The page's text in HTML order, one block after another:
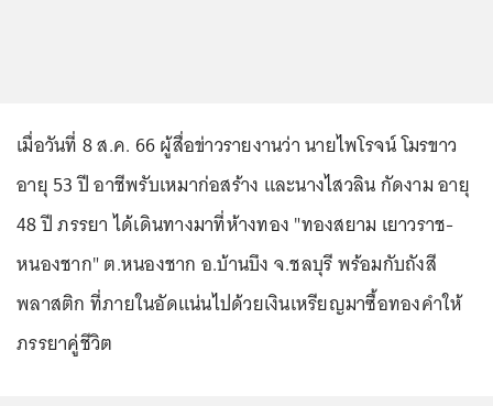
เมื่อวันที่ 8 ส.ค. 66 ผู้สื่อข่าวรายงานว่า นายไพโรจน์ โมรขาว
อายุ 53 ปี อาชีพรับเหมาก่อสร้าง และนางไสวลิน กัดงาม อายุ
48 ปี ภรรยา ได้เดินทางมาที่ห้างทอง "ทองสยาม เยาวราช-
หนองชาก" ต.หนองชาก อ.บ้านบึง จ.ชลบุรี พร้อมกับถังสี
พลาสติก ที่ภายในอัดแน่นไปด้วยเงินเหรียญมาซื้อทองคำให้
ภรรยาคู่ชีวิต